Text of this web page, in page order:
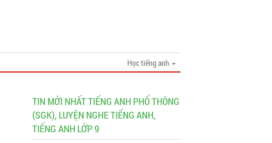
Học tiếng anh
TIN MỚI NHẤT TIẾNG ANH PHỔ THÔNG
(SGK), LUYỆN NGHE TIẾNG ANH,
TIẾNG ANH LỚP 9